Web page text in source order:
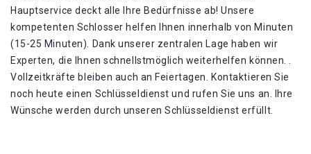
Hauptservice deckt alle Ihre Bedürfnisse ab! Unsere
kompetenten Schlosser helfen Ihnen innerhalb von Minuten
(15-25 Minuten). Dank unserer zentralen Lage haben wir
Experten, die Ihnen schnellstmöglich weiterhelfen können. .
Vollzeitkräfte bleiben auch an Feiertagen. Kontaktieren Sie
noch heute einen Schlüsseldienst und rufen Sie uns an. Ihre
Wünsche werden durch unseren Schlüsseldienst erfüllt.